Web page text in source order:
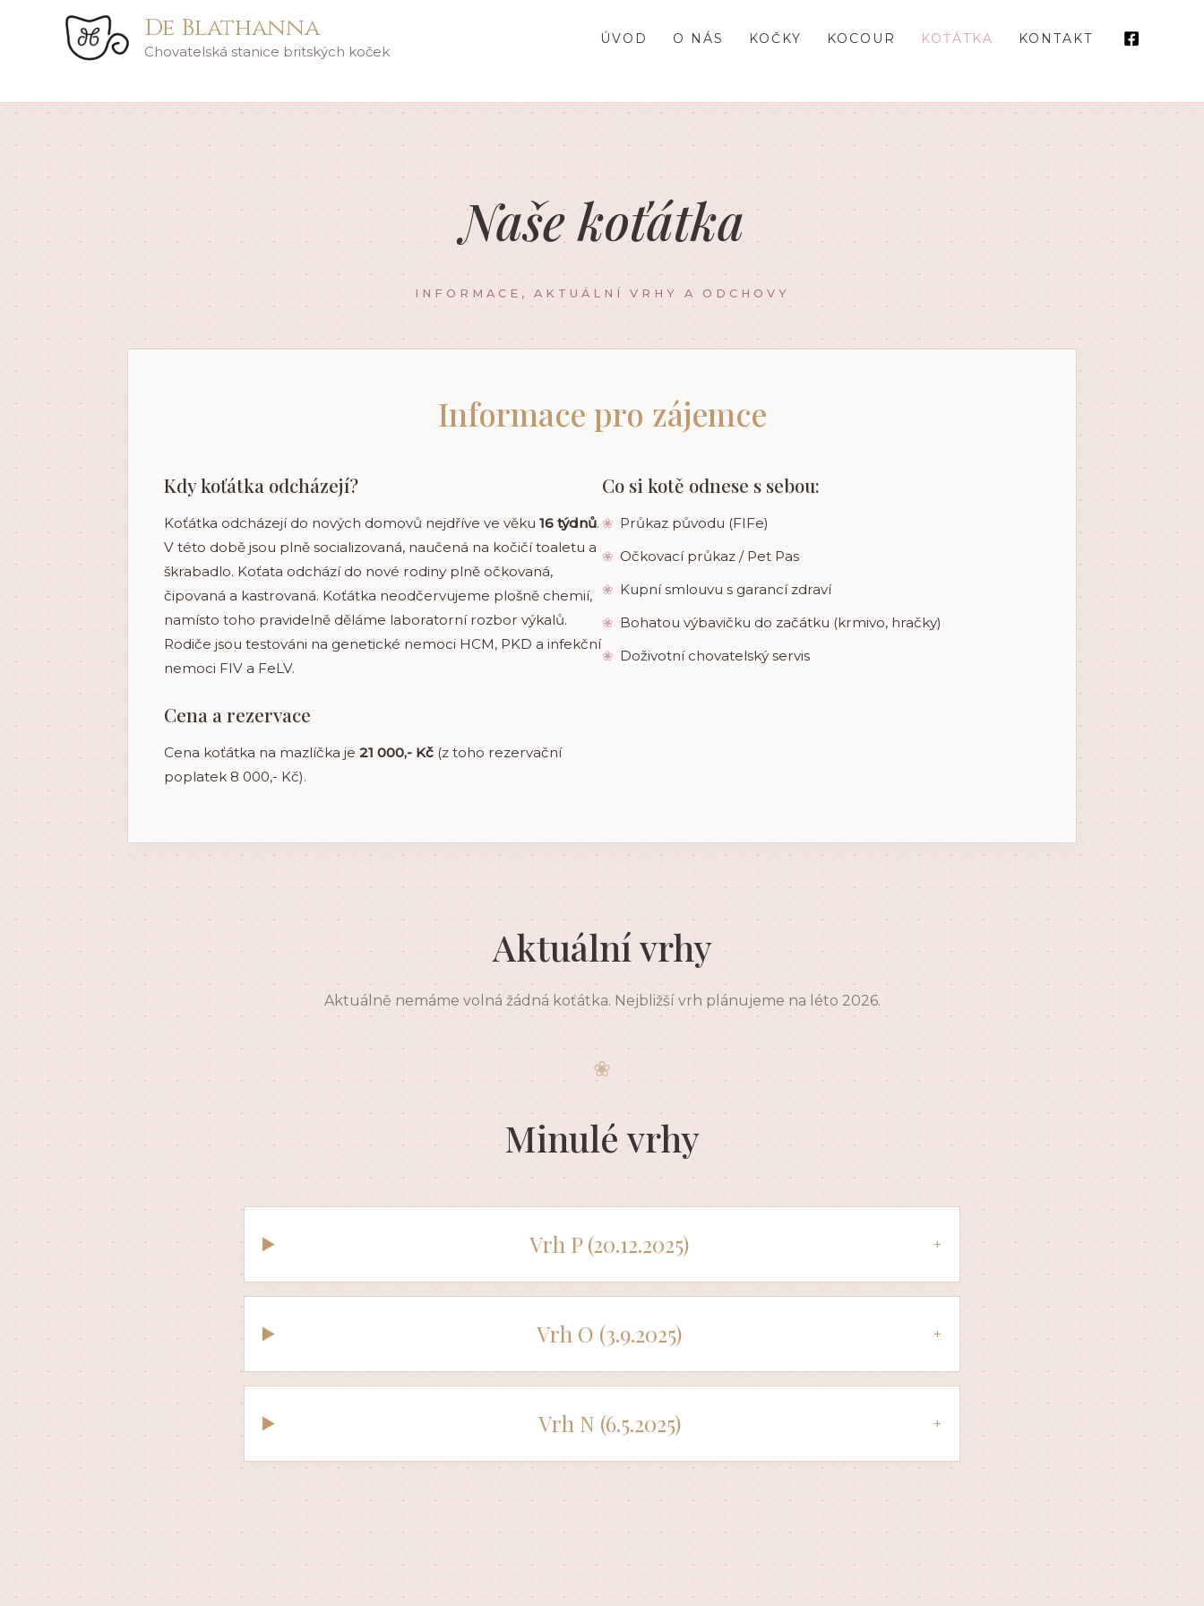
De Blathanna
Chovatelská stanice britských koček
ÚVOD O NÁS KOČKY KOCOUR KOŤÁTKA KONTAKT
Naše koťátka
INFORMACE, AKTUÁLNÍ VRHY A ODCHOVY
Informace pro zájemce
Kdy koťátka odcházejí?
Koťátka odcházejí do nových domovů nejdříve ve věku 16 týdnů.
V této době jsou plně socializovaná, naučená na kočičí toaletu a
škrabadlo. Koťata odchází do nové rodiny plně očkovaná,
čipovaná a kastrovaná. Koťátka neodčervujeme plošně chemií,
namísto toho pravidelně děláme laboratorní rozbor výkalů.
Rodiče jsou testováni na genetické nemoci HCM, PKD a infekční
nemoci FIV a FeLV.
Cena a rezervace
Cena koťátka na mazlíčka je 21 000,- Kč (z toho rezervační
poplatek 8 000,- Kč).
Co si kotě odnese s sebou:
❀ Průkaz původu (FIFe)
❀ Očkovací průkaz / Pet Pas
❀ Kupní smlouvu s garancí zdraví
❀ Bohatou výbavičku do začátku (krmivo, hračky)
❀ Doživotní chovatelský servis
Aktuální vrhy
Aktuálně nemáme volná žádná koťátka. Nejbližší vrh plánujeme na léto 2026.
❀
Minulé vrhy
Vrh P (20.12.2025) +
Vrh O (3.9.2025) +
Vrh N (6.5.2025) +